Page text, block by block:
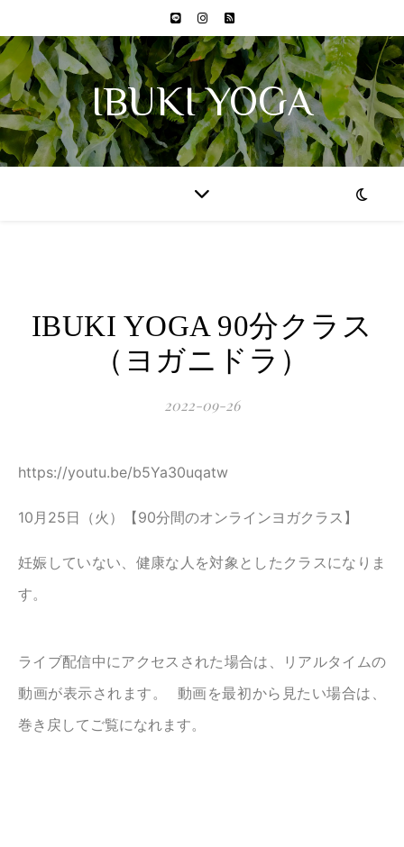
IBUKI YOGA
IBUKI YOGA 90分クラス
（ヨガニドラ）
2022-09-26
https://youtu.be/b5Ya30uqatw
10月25日（火）【90分間のオンラインヨガクラス】
妊娠していない、健康な人を対象としたクラスになりま
す。
ライブ配信中にアクセスされた場合は、リアルタイムの
動画が表示されます。 動画を最初から見たい場合は、
巻き戻してご覧になれます。